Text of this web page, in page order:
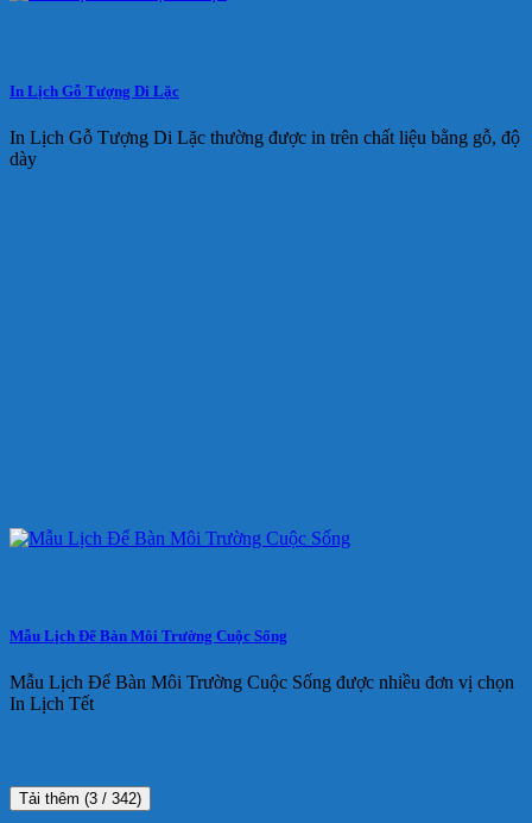
In Lịch Gỗ Tượng Di Lặc
In Lịch Gỗ Tượng Di Lặc thường được in trên chất liệu bằng gỗ, độ
dày
Mẫu Lịch Để Bàn Môi Trường Cuộc Sống
Mẫu Lịch Để Bàn Môi Trường Cuộc Sống được nhiều đơn vị chọn
In Lịch Tết
Tải thêm (3 / 342)